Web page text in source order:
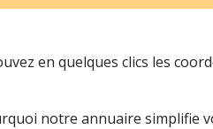
en quelques clics les
notre annuaire simplifie